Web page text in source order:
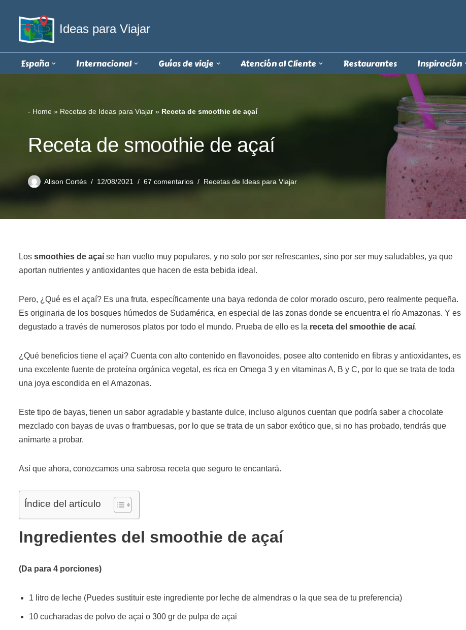
Saltar
contenido
Ideas para Viajar
España Internacional Guías de viaje Atención al Cliente Restaurantes Inspiración
- Home » Recetas de Ideas para Viajar » Receta de smoothie de açaí
Receta de smoothie de açaí
Alison Cortés 12/08/2021 67 comentarios Recetas de Ideas para Viajar
Los smoothies de açaí se han vuelto muy populares, y no solo por ser refrescantes, sino por ser muy saludables, ya que
aportan nutrientes y antioxidantes que hacen de esta bebida ideal.
Pero, ¿Qué es el açaí? Es una fruta, específicamente una baya redonda de color morado oscuro, pero realmente pequeña.
Es originaria de los bosques húmedos de Sudamérica, en especial de las zonas donde se encuentra el río Amazonas. Y es
degustado a través de numerosos platos por todo el mundo. Prueba de ello es la receta del smoothie de acaí.
¿Qué beneficios tiene el açai? Cuenta con alto contenido en flavonoides, posee alto contenido en fibras y antioxidantes, es
una excelente fuente de proteína orgánica vegetal, es rica en Omega 3 y en vitaminas A, B y C, por lo que se trata de toda
una joya escondida en el Amazonas.
Este tipo de bayas, tienen un sabor agradable y bastante dulce, incluso algunos cuentan que podría saber a chocolate
mezclado con bayas de uvas o frambuesas, por lo que se trata de un sabor exótico que, si no has probado, tendrás que
animarte a probar.
Así que ahora, conozcamos una sabrosa receta que seguro te encantará.
Índice del artículo
Ingredientes del smoothie de açaí
(Da para 4 porciones)
1 litro de leche (Puedes sustituir este ingrediente por leche de almendras o la que sea de tu preferencia)
10 cucharadas de polvo de açai o 300 gr de pulpa de açai